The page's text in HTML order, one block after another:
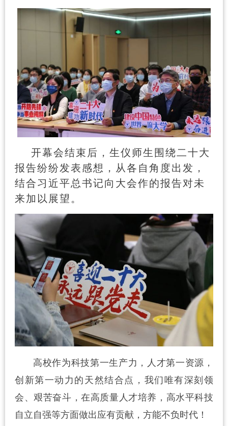
开幕会结束后，生仪师生围绕二十大
报告纷纷发表感想，从各自角度出发，
结合习近平总书记向大会作的报告对未
来加以展望。
高校作为科技第一生产力，人才第一资源，
创新第一动力的天然结合点，我们唯有深刻领
会、艰苦奋斗，在高质量人才培养，高水平科技
自立自强等方面做出应有贡献，方能不负时代！